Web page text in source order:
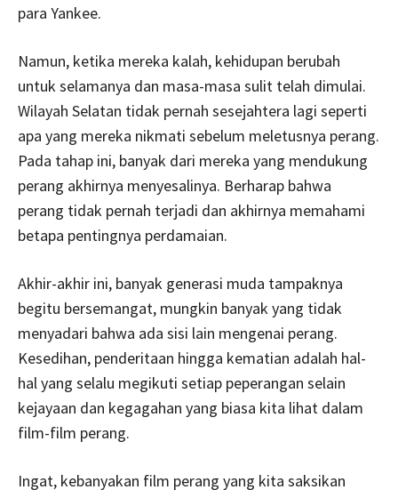
para Yankee.
Namun, ketika mereka kalah, kehidupan berubah
untuk selamanya dan masa-masa sulit telah dimulai.
Wilayah Selatan tidak pernah sesejahtera lagi seperti
apa yang mereka nikmati sebelum meletusnya perang.
Pada tahap ini, banyak dari mereka yang mendukung
perang akhirnya menyesalinya. Berharap bahwa
perang tidak pernah terjadi dan akhirnya memahami
betapa pentingnya perdamaian.
Akhir-akhir ini, banyak generasi muda tampaknya
begitu bersemangat, mungkin banyak yang tidak
menyadari bahwa ada sisi lain mengenai perang.
Kesedihan, penderitaan hingga kematian adalah hal-
hal yang selalu megikuti setiap peperangan selain
kejayaan dan kegagahan yang biasa kita lihat dalam
film-film perang.
Ingat, kebanyakan film perang yang kita saksikan